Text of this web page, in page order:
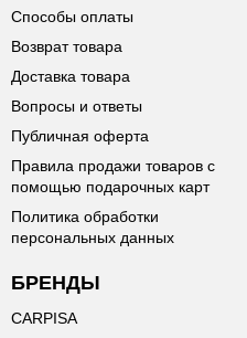
Способы оплаты
Возврат товара
Доставка товара
Вопросы и ответы
Публичная оферта
Правила продажи товаров с
помощью подарочных карт
Политика обработки
персональных данных
БРЕНДЫ
CARPISA